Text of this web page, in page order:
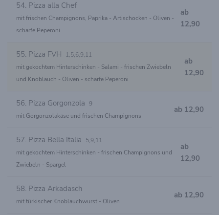
54. Pizza alla Chef
mit frischen Champignons, Paprika - Artischocken - Oliven -
scharfe Peperoni
ab
12,90
55. Pizza FVH
1,5,6,9,11
mit gekochtem Hinterschinken - Salami - frischen Zwiebeln
und Knoblauch - Oliven - scharfe Peperoni
ab
12,90
56. Pizza Gorgonzola
9
mit Gorgonzolakäse und frischen Champignons
ab 12,90
57. Pizza Bella Italia
5,9,11
mit gekochtem Hinterschinken - frischen Champignons und
Zwiebeln - Spargel
ab
12,90
58. Pizza Arkadasch
mit türkischer Knoblauchwurst - Oliven
ab 12,90